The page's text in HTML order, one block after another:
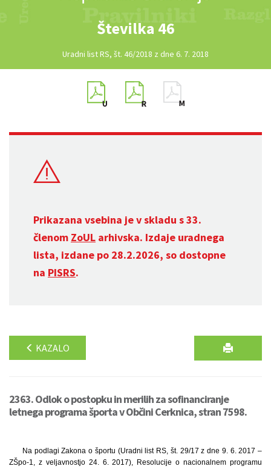
Številka 46
Uradni list RS, št. 46/2018 z dne 6. 7. 2018
Prikazana vsebina je v skladu s 33.
členom ZoUL arhivska. Izdaje uradnega
lista, izdane po 28.2.2026, so dostopne
na PISRS.
KAZALO
2363. Odlok o postopku in merilih za sofinanciranje
letnega programa športa v Občini Cerknica, stran 7598.
Na podlagi Zakona o športu (Uradni list RS, št. 29/17 z dne 9. 6. 2017 –
ZŠpo-1, z veljavnostjo 24. 6. 2017), Resolucije o nacionalnem programu